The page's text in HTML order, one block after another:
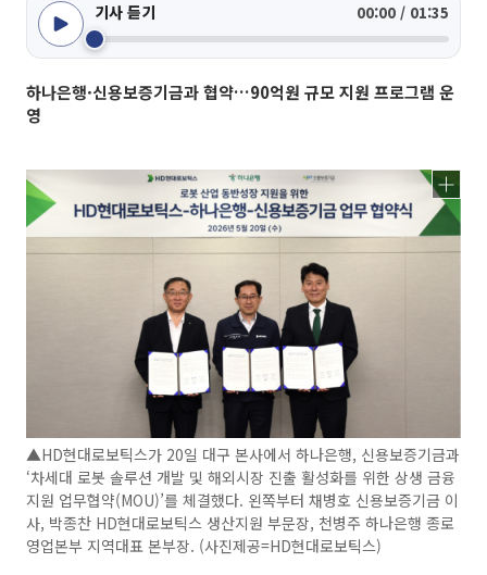
기사 듣기 00:00 / 01:35
하나은행·신용보증기금과 협약…90억원 규모 지원 프로그램 운
영
▲HD현대로보틱스가 20일 대구 본사에서 하나은행, 신용보증기금과
‘차세대 로봇 솔루션 개발 및 해외시장 진출 활성화를 위한 상생 금융
지원 업무협약(MOU)’를 체결했다. 왼쪽부터 채병호 신용보증기금 이
사, 박종찬 HD현대로보틱스 생산지원 부문장, 천병주 하나은행 종로
영업본부 지역대표 본부장. (사진제공=HD현대로보틱스)